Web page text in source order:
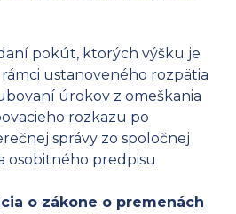
pokút, ktorých výšku je
ustanoveného rozpätia
úrokov z omeškania
rozkazu po
správy zo spoločnej
osobitného predpisu
o zákone o premenách